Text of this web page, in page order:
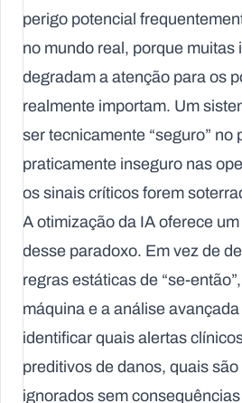
perigo potencial
no mundo real, porque muitas
degradam a atenção para os
realmente importam. Um
ser tecnicamente “seguro” no
praticamente inseguro nas
os sinais críticos forem
A otimização da IA oferece
desse paradoxo. Em vez de
regras estáticas de “se-
máquina e a análise
identificar quais alertas
preditivos de danos, quais
ignorados sem